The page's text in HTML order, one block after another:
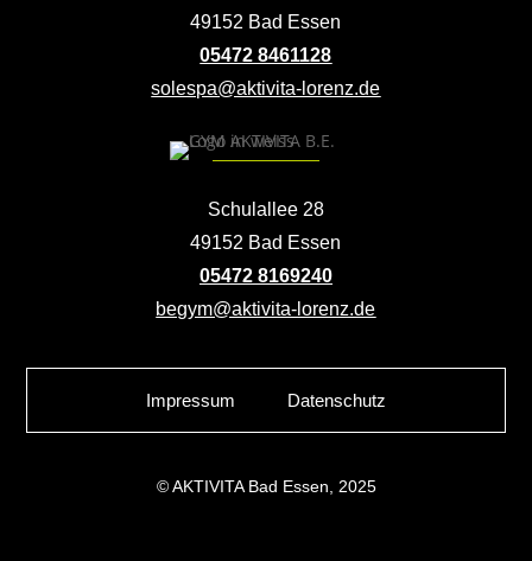
49152 Bad Essen
05472 8461128
solespa@aktivita-lorenz.de
Schulallee 28
49152 Bad Essen
05472 8169240
begym@aktivita-lorenz.de
Impressum Datenschutz
© AKTIVITA Bad Essen, 2025